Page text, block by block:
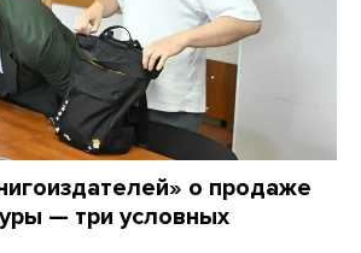
о продаже
— три условных